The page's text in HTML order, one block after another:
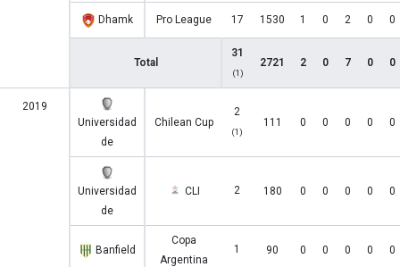
Dhamk Pro League 17 1530 1 0 2 0 0
Total
31
(1)
2721 2 0 7 0 0
2019
Universidad
de
Chilean Cup
2
(1)
111 0 0 0 0 0
Universidad
de
CLI 2 180 0 0 0 0 0
Banfield
Copa
Argentina
1 90 0 0 0 0 0